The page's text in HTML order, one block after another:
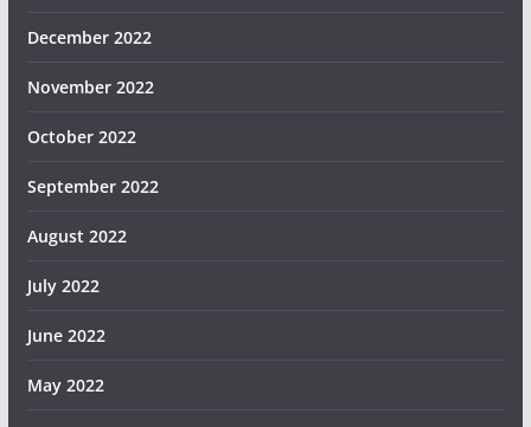
December 2022
November 2022
October 2022
September 2022
August 2022
July 2022
June 2022
May 2022